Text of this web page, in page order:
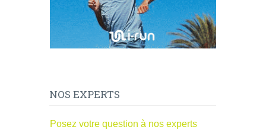
NOS EXPERTS
Posez votre question à nos experts